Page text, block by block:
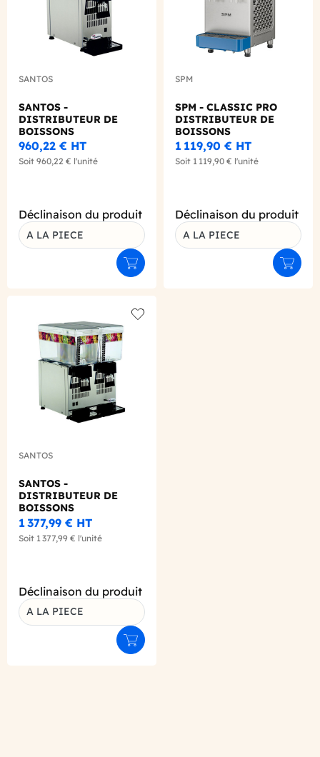
SANTOS
SANTOS -
DISTRIBUTEUR DE
BOISSONS
REFRIGEREES N°34 1
BAC 12L
960,22 € HT
Soit 960,22 € l'unité
Déclinaison du produit
A LA PIECE
Ajouter au panier
SPM
SPM - CLASSIC PRO
DISTRIBUTEUR DE
BOISSONS
REFRIGEREES 2 X 9L
1 119,90 € HT
Soit 1 119,90 € l'unité
Déclinaison du produit
A LA PIECE
SANTOS
SANTOS -
DISTRIBUTEUR DE
BOISSONS
REFRIGEREES N°34 2
BACS 12L
1 377,99 € HT
Soit 1 377,99 € l'unité
Déclinaison du produit
A LA PIECE
Ajouter au panier